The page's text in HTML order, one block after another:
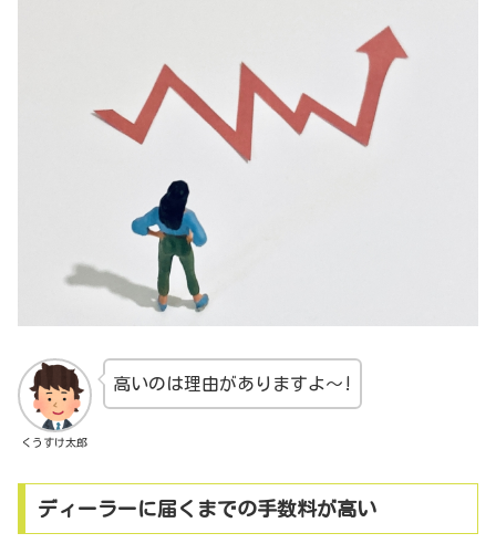
くうすけ太郎
高いのは理由がありますよ〜!
ディーラーに届くまでの手数料が高い